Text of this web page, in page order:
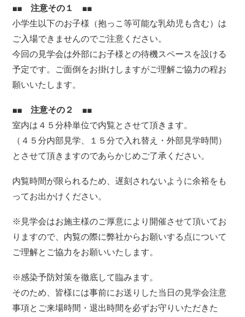
■■ 注意その１ ■■
小学生以下のお子様（抱っこ等可能な乳幼児も含む）は
ご入場できませんのでご注意ください。
今回の見学会は外部にお子様との待機スペースを設ける
予定です。ご面倒をお掛けしますがご理解ご協力の程お
願いいたします。
■■ 注意その２ ■■
室内は４５分枠単位で内覧とさせて頂きます。
（４５分内部見学、１５分で入れ替え・外部見学時間）
とさせて頂きますのであらかじめご了承ください。
内覧時間が限られるため、遅刻されないように余裕をも
ってお出かけください。
※見学会はお施主様のご厚意により開催させて頂いてお
りますので、内覧の際に弊社からお願いする点について
ご理解とご協力をお願いいたします。
※感染予防対策を徹底して臨みます。
そのため、皆様には事前にお送りした当日の見学会注意
事項とご来場時間・退出時間を必ずお守りいただきた